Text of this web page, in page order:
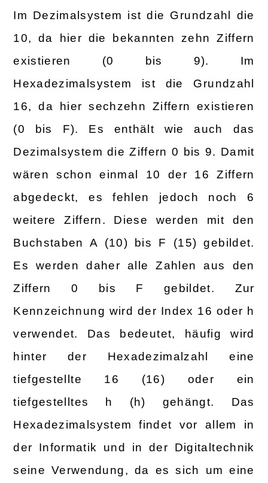
Im Dezimalsystem ist die Grundzahl die
10, da hier die bekannten zehn Ziffern
existieren (0 bis 9). Im
Hexadezimalsystem ist die Grundzahl
16, da hier sechzehn Ziffern existieren
(0 bis F). Es enthält wie auch das
Dezimalsystem die Ziffern 0 bis 9. Damit
wären schon einmal 10 der 16 Ziffern
abgedeckt, es fehlen jedoch noch 6
weitere Ziffern. Diese werden mit den
Buchstaben A (10) bis F (15) gebildet.
Es werden daher alle Zahlen aus den
Ziffern 0 bis F gebildet. Zur
Kennzeichnung wird der Index 16 oder h
verwendet. Das bedeutet, häufig wird
hinter der Hexadezimalzahl eine
tiefgestellte 16 (16) oder ein
tiefgestelltes h (h) gehängt. Das
Hexadezimalsystem findet vor allem in
der Informatik und in der Digitaltechnik
seine Verwendung, da es sich um eine